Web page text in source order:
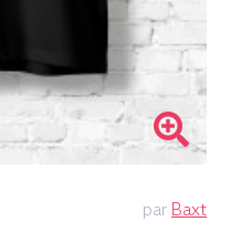
par Baxt